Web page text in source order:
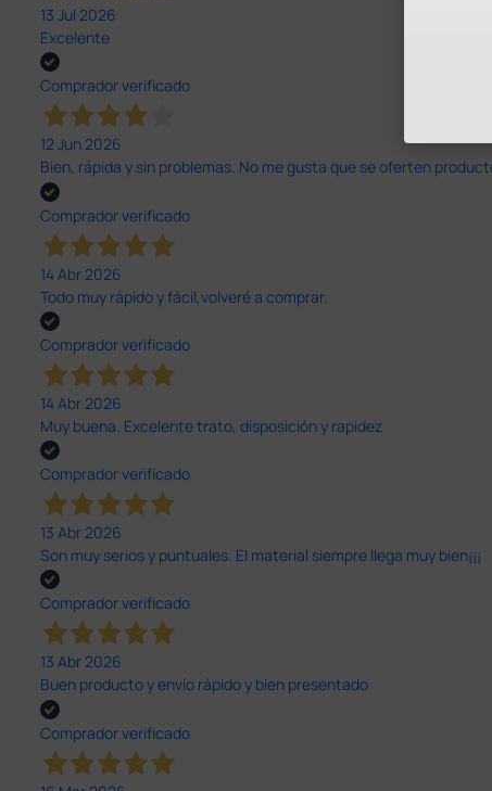
13 Jul 2026
Excelente
Comprador verificado
12 Jun 2026
Bien, rápida y sin problemas. No me gusta que se oferten
Comprador verificado
14 Abr 2026
Todo muy rápido y fácil,volveré a comprar.
Comprador verificado
14 Abr 2026
Muy buena. Excelente trato, disposición y rapidez
Comprador verificado
13 Abr 2026
Son muy serios y puntuales. El material siempre llega muy bien¡¡¡
Comprador verificado
13 Abr 2026
Buen producto y envío rápido y bien presentado
Comprador verificado